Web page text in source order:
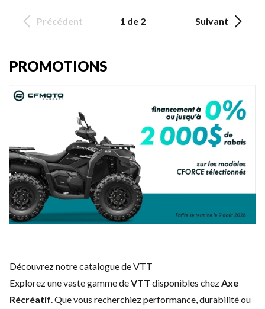
Précédent 1 de 2 Suivant
PROMOTIONS
Découvrez notre catalogue de VTT
Explorez une vaste gamme deVTT disponibles chezAxe
Récréatif. Que vous recherchiez performance, durabilité ou